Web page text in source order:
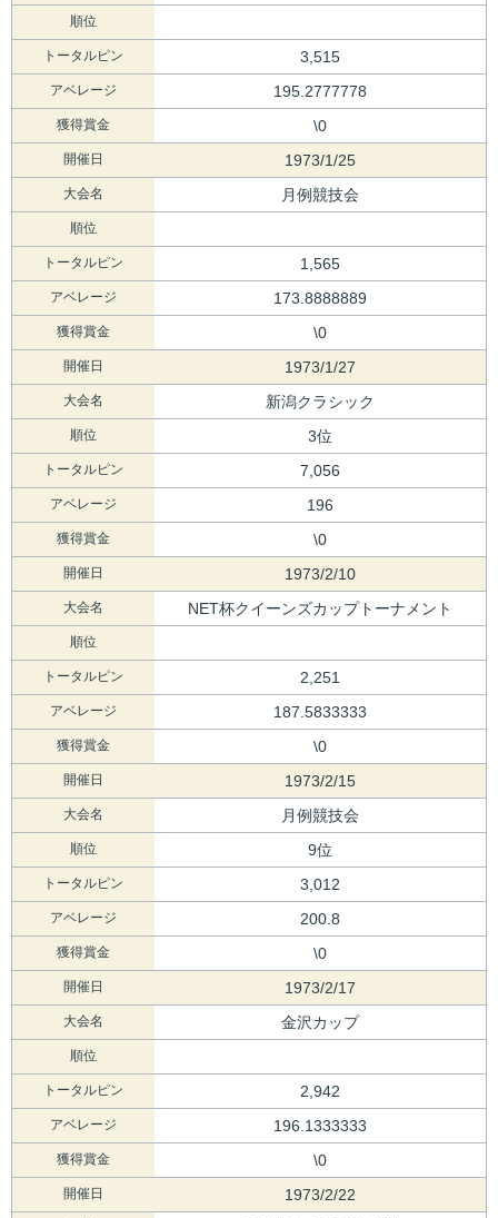
順位
トータルピン 3,515
アベレージ 195.2777778
獲得賞金 \0
開催日 1973/1/25
大会名 月例競技会
順位
トータルピン 1,565
アベレージ 173.8888889
獲得賞金 \0
開催日 1973/1/27
大会名 新潟クラシック
順位 3位
トータルピン 7,056
アベレージ 196
獲得賞金 \0
開催日 1973/2/10
大会名 NET杯クイーンズカップトーナメント
順位
トータルピン 2,251
アベレージ 187.5833333
獲得賞金 \0
開催日 1973/2/15
大会名 月例競技会
順位 9位
トータルピン 3,012
アベレージ 200.8
獲得賞金 \0
開催日 1973/2/17
大会名 金沢カップ
順位
トータルピン 2,942
アベレージ 196.1333333
獲得賞金 \0
開催日 1973/2/22